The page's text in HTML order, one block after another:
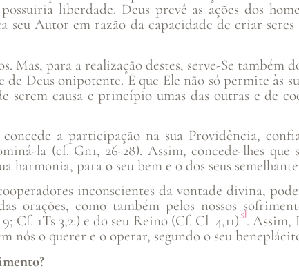
liberdade. Deus prevê as ações dos
seu Autor em razão da capacidade de criar seres
Mas, para a realização destes, serve-Se também
de Deus onipotente. É que Ele não só permite às
serem causa e princípio umas das outras e de
concede a participação na sua Providência,
la (cf. Gn1, 26-28). Assim, concede-lhes que
harmonia, para o seu bem e o dos seus
inconscientes da vontade divina,
orações, como também pelos nossos
Cf. 1Ts 3,2.) e do seu Reino (Cf. Cl 4,11)[9]. Assim,
nós o querer e o operar, segundo o seu